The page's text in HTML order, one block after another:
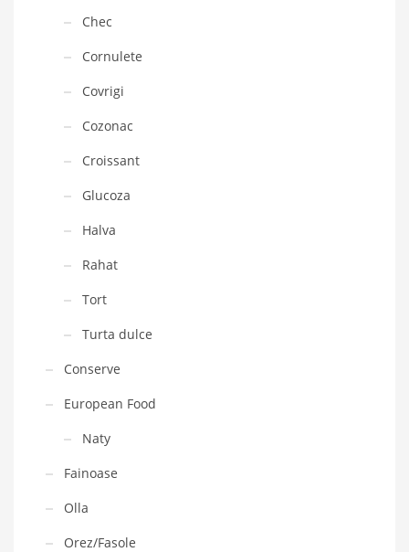
Chec
Cornulete
Covrigi
Cozonac
Croissant
Glucoza
Halva
Rahat
Tort
Turta dulce
Conserve
European Food
Naty
Fainoase
Olla
Orez/Fasole